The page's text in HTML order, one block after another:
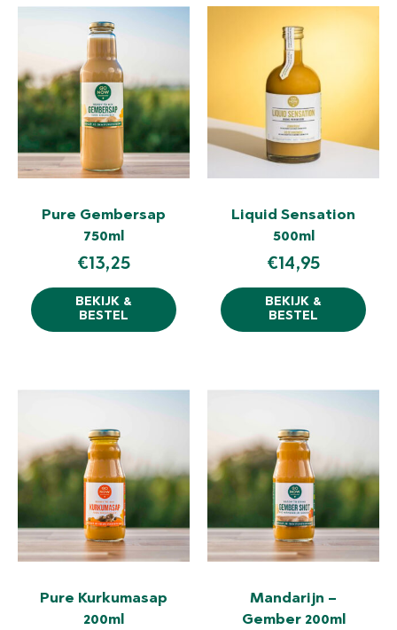
Pure Gembersap
750ml
€13,25
BEKIJK &
BESTEL
Liquid Sensation
500ml
€14,95
BEKIJK &
BESTEL
Pure Kurkumasap
200ml
Mandarijn –
Gember 200ml